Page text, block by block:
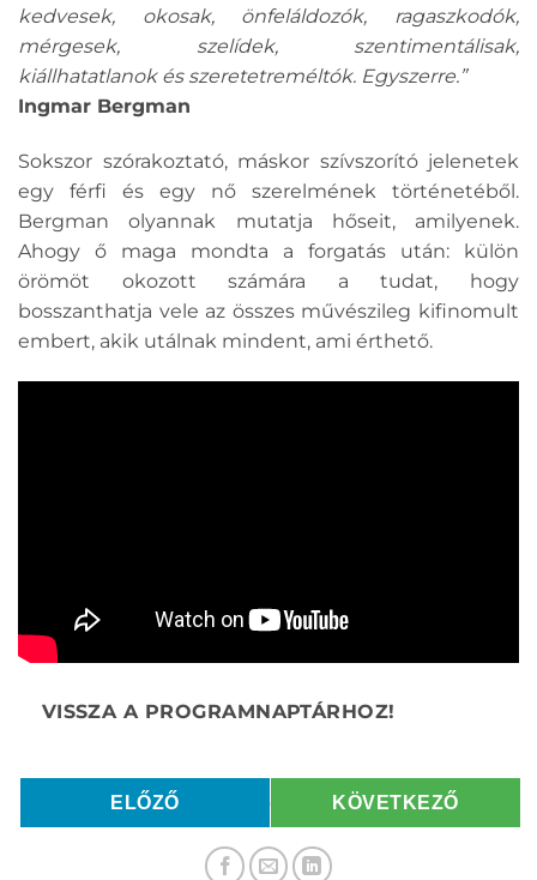
kedvesek, okosak, önfeláldozók, ragaszkodók,
mérgesek, szelídek, szentimentálisak,
kiállhatatlanok és szeretetreméltók. Egyszerre.”
Ingmar Bergman
Sokszor szórakoztató, máskor szívszorító jelenetek
egy férfi és egy nő szerelmének történetéből.
Bergman olyannak mutatja hőseit, amilyenek.
Ahogy ő maga mondta a forgatás után: külön
örömöt okozott számára a tudat, hogy
bosszanthatja vele az összes művészileg kifinomult
embert, akik utálnak mindent, ami érthető.
ELŐZŐ KÖVETKEZŐ